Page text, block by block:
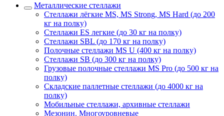
Металлические стеллажи
Стеллажи лёгкие MS, MS Strong, MS Hard (до 200
кг на полку)
Стеллажи ES легкие (до 30 кг на полку)
Стеллажи SBL (до 170 кг на полку)
Полочные стеллажи MS U (400 кг на полку)
Стеллажи SB (до 300 кг на полку)
Грузовые полочные стеллажи MS Pro (до 500 кг на
полку)
Складские паллетные стеллажи (до 4000 кг на
полку)
Мобильные стеллажи, архивные стеллажи
Мезонин. Многоуровневые